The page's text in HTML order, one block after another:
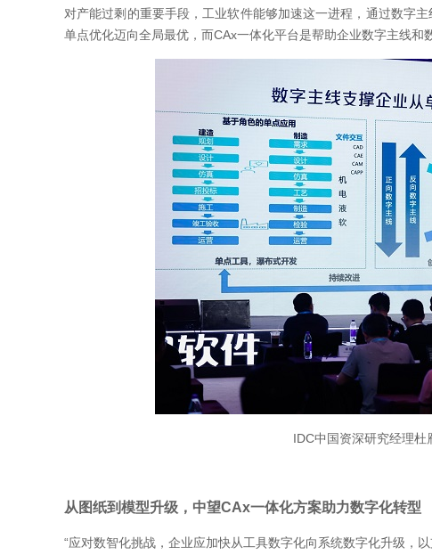
对产能过剩的重要手段，工业软件能够加速这一进程，通过数字
单点优化迈向全局最优，而CAx一体化平台是帮助企业数字主线和
IDC中国资深研究经理
从图纸到模型升级，中望CAx一体化方案助力数字化转型
“应对数智化挑战，企业应加快从工具数字化向系统数字化升级，